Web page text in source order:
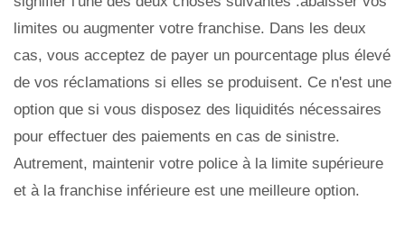
limites ou augmenter votre franchise. Dans les deux
cas, vous acceptez de payer un pourcentage plus élevé
de vos réclamations si elles se produisent. Ce n'est une
option que si vous disposez des liquidités nécessaires
pour effectuer des paiements en cas de sinistre.
Autrement, maintenir votre police à la limite supérieure
et à la franchise inférieure est une meilleure option.